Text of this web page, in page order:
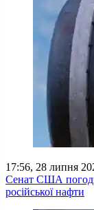
17:56, 28 липня
Сенат США
російської нафти